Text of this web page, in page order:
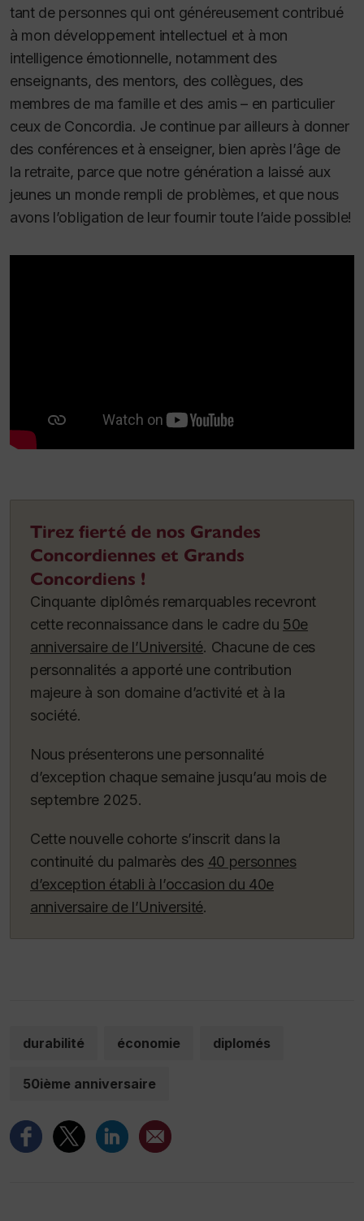
tant de personnes qui ont généreusement contribué
à mon développement intellectuel et à mon
intelligence émotionnelle, notamment des
enseignants, des mentors, des collègues, des
membres de ma famille et des amis – en particulier
ceux de Concordia. Je continue par ailleurs à donner
des conférences et à enseigner, bien après l’âge de
la retraite, parce que notre génération a laissé aux
jeunes un monde rempli de problèmes, et que nous
avons l’obligation de leur fournir toute l’aide possible!
Tirez fierté de nos Grandes
Concordiennes et Grands
Concordiens !
Cinquante diplômés remarquables recevront
cette reconnaissance dans le cadre du 50e
anniversaire de l’Université. Chacune de ces
personnalités a apporté une contribution
majeure à son domaine d’activité et à la
société.
Nous présenterons une personnalité
d’exception chaque semaine jusqu’au mois de
septembre 2025.
Cette nouvelle cohorte s’inscrit dans la
continuité du palmarès des 40 personnes
d’exception établi à l’occasion du 40e
anniversaire de l’Université.
durabilité économie diplomés
50ième anniversaire